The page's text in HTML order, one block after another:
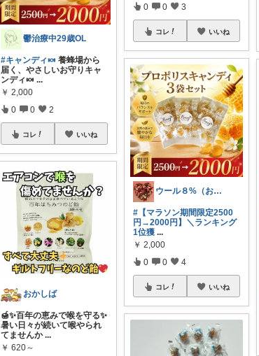
鬱治療中29歳OL
#キャンディ🍬 養蜂場から
届く、やさしいお守りキャ
ンディ🍬...
￥ 2,000
0 0 2
コレ いいね
おかしば
🍯✨百年の恵みで喉を守る✨
暑い日々が続いて喉やられ
てませんか ...
￥ 620～
0 0 3
コレ いいね
ウール８%（お返事遅れ中で…🙇‍♀️)
#【マラソン期間限定2500
円→2000円】＼ランキング
1位獲 ...
￥ 2,000
0 0 4
コレ いいね